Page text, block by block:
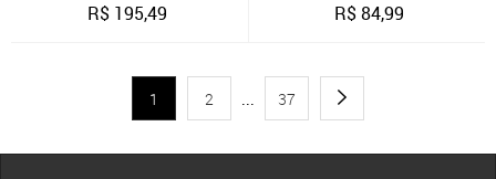
R$ 195,49 R$84,99
1 2 ... 37